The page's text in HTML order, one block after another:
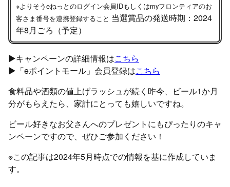
※よりそうeねっとのログイン会員IDもしくはmyフロンティアのお
客さま番号を連携登録すること 当選賞品の発送時期：2024
年8月ごろ（予定）
▶︎キャンペーンの詳細情報はこちら
▶︎「eポイントモール」会員登録はこちら
食料品や酒類の値上げラッシュが続く昨今、ビール1か月
分がもらえたら、家計にとっても嬉しいですね。
ビール好きなお父さんへのプレゼントにもぴったりのキャ
ンペーンですので、ぜひご参加ください！
※この記事は2024年5月時点での情報を基に作成していま
す。